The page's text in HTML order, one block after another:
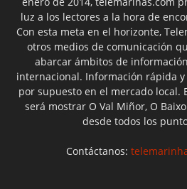
luz a los lectores a la hora de
Con esta meta en el horizonte,
otros medios de comunicación
abarcar ámbitos de
internacional. Información rápida
por supuesto en el mercado local.
será mostrar O Val Miñor, O
desde todos los
Contáctanos: